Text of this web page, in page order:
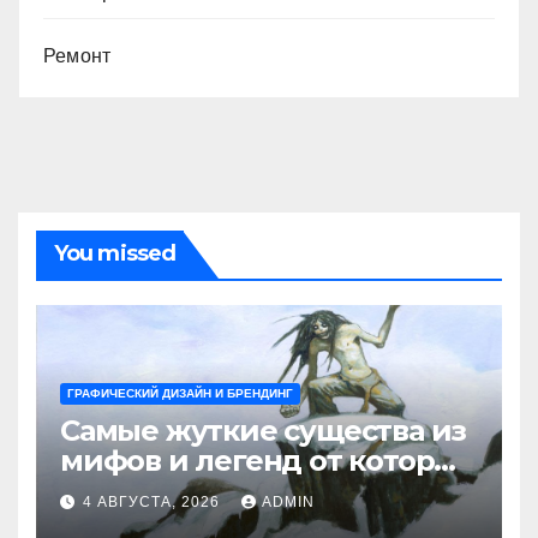
Ремонт
You missed
ГРАФИЧЕСКИЙ ДИЗАЙН И БРЕНДИНГ
Самые жуткие существа из
мифов и легенд от которых
стынет кровь
4 АВГУСТА, 2026 ADMIN